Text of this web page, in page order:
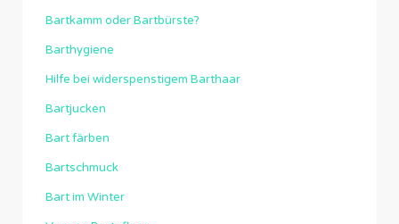
Bartkamm oder Bartbürste?
Barthygiene
Hilfe bei widerspenstigem Barthaar
Bartjucken
Bart färben
Bartschmuck
Bart im Winter